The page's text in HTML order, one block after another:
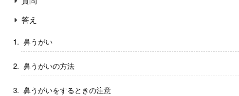
答え
鼻うがい
鼻うがいの方法
鼻うがいをするときの注意